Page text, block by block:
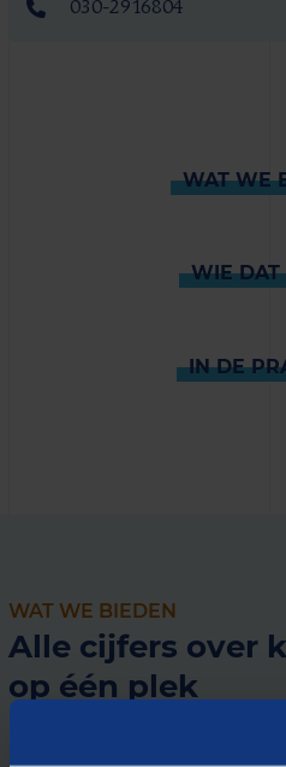
030-2916804
WAT WE
WIE DAT
IN DE
WAT WE BIEDEN
Alle cijfers over
op één plek